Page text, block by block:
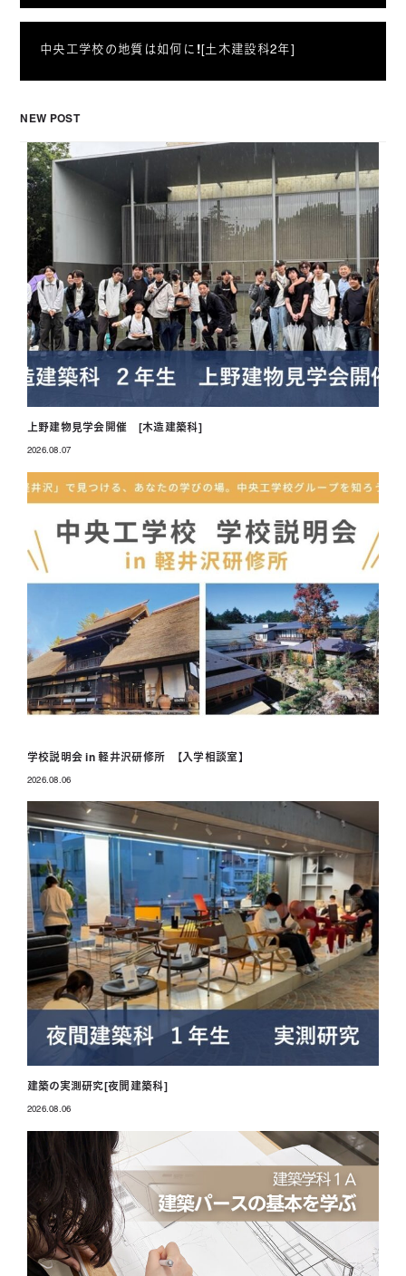
中央工学校の地質は如何に！[土木建設科2年]
NEW POST
上野建物見学会開催 [木造建築科]
2026.08.07
学校説明会 in 軽井沢研修所 【入学相談室】
2026.08.06
建築の実測研究[夜間建築科]
2026.08.06